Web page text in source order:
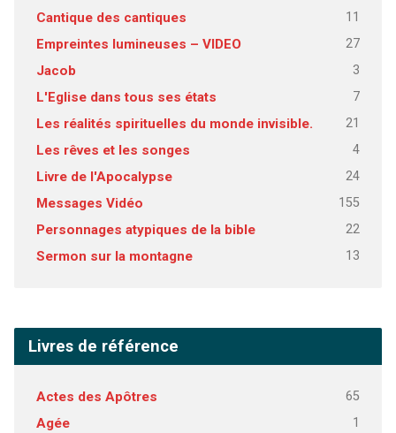
Cantique des cantiques 11
Empreintes lumineuses – VIDEO 27
Jacob 3
L'Eglise dans tous ses états 7
Les réalités spirituelles du monde invisible. 21
Les rêves et les songes 4
Livre de l'Apocalypse 24
Messages Vidéo 155
Personnages atypiques de la bible 22
Sermon sur la montagne 13
Livres de référence
Actes des Apôtres 65
Agée 1